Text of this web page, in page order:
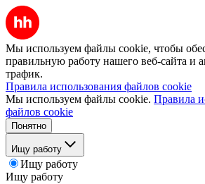
Мы используем файлы cookie, чтобы
правильную работу нашего веб-сайта и
трафик.
Правила использования файлов cookie
Мы используем файлы cookie. Правила
файлов cookie
Понятно
Ищу работу
Ищу работу
Ищу работу